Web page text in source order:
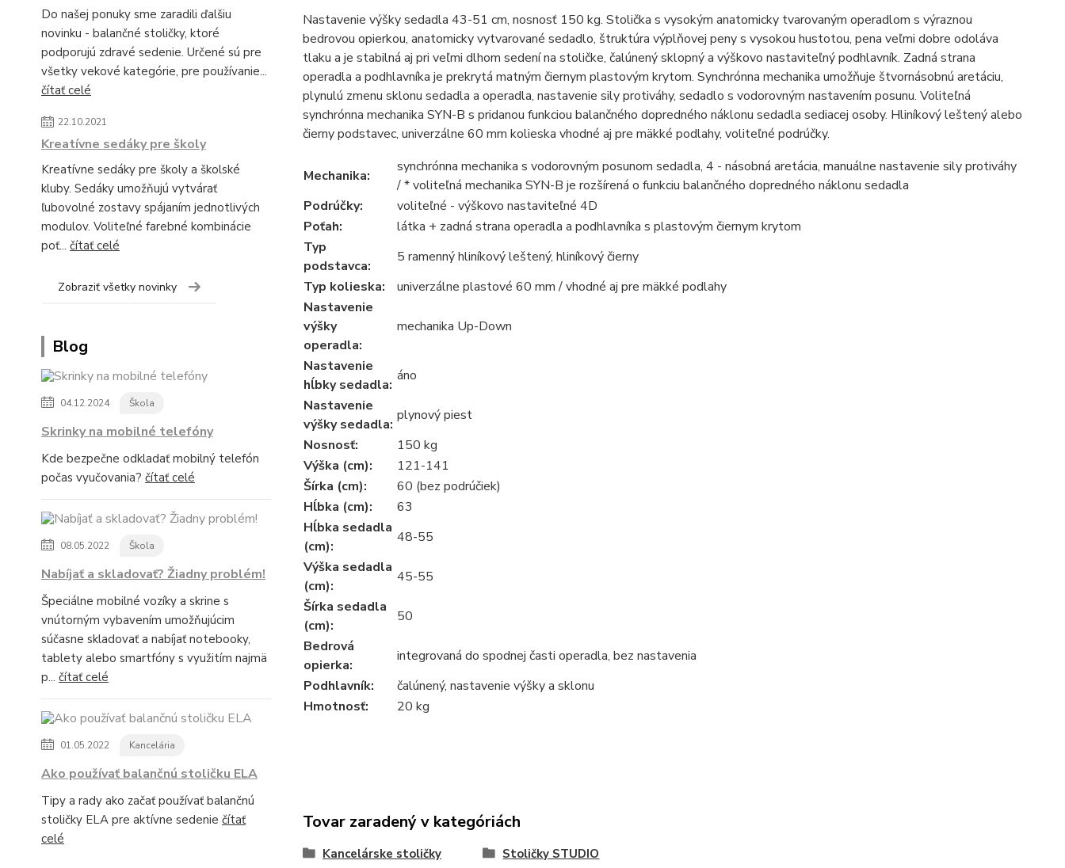
Do našej ponuky sme zaradili ďalšiu
novinku - balančné stoličky, ktoré
podporujú zdravé sedenie. Určené sú pre
všetky vekové kategórie, pre používanie...
čítať celé
22.10.2021
Kreatívne sedáky pre školy
Kreatívne sedáky pre školy a školské
kluby. Sedáky umožňujú vytvárať
ľubovolné zostavy spájaním jednotlivých
modulov. Voliteľné farebné kombinácie
poť... čítať celé
Zobraziť všetky novinky
Blog
04.12.2024 Škola
Skrinky na mobilné telefóny
Kde bezpečne odkladať mobilný telefón
počas vyučovania? čítať celé
08.05.2022 Škola
Nabíjať a skladovať? Žiadny problém!
Špeciálne mobilné vozíky a skrine s
vnútorným vybavením umožňujúcim
súčasne skladovať a nabíjať notebooky,
tablety alebo smartfóny s využitím najmä
p... čítať celé
01.05.2022 Kancelária
Ako používať balančnú stoličku ELA
Tipy a rady ako začať používať balančnú
stoličky ELA pre aktívne sedenie čítať
celé
Nastavenie výšky sedadla 43-51 cm, nosnosť 150 kg. Stolička s vysokým anatomicky tvarovaným operadlom s výraznou
bedrovou opierkou, anatomicky vytvarované sedadlo, štruktúra výplňovej peny s vysokou hustotou, pena veľmi dobre odoláva
tlaku a je stabilná aj pri veľmi dlhom sedení na stoličke, čalúnený sklopný a výškovo nastaviteľný podhlavník. Zadná strana
operadla a podhlavníka je prekrytá matným čiernym plastovým krytom. Synchrónna mechanika umožňuje štvornásobnú aretáciu,
plynulú zmenu sklonu sedadla a operadla, nastavenie sily protiváhy, sedadlo s vodorovným nastavením posunu. Voliteľná
synchrónna mechanika SYN-B s pridanou funkciou balančného dopredného náklonu sedadla sediacej osoby. Hliníkový leštený alebo
čierny podstavec, univerzálne 60 mm kolieska vhodné aj pre mäkké podlahy, voliteľné podrúčky.
Mechanika:
synchrónna mechanika s vodorovným posunom sedadla, 4 - násobná aretácia, manuálne nastavenie sily protiváhy
/ * voliteľná mechanika SYN-B je rozšírená o funkciu balančného dopredného náklonu sedadla
Podrúčky:
voliteľné - výškovo nastaviteľné 4D
Poťah:
látka + zadná strana operadla a podhlavníka s plastovým čiernym krytom
Typ
podstavca:
5 ramenný hliníkový leštený, hliníkový čierny
Typ kolieska:
univerzálne plastové 60 mm / vhodné aj pre mäkké podlahy
Nastavenie
výšky
operadla:
mechanika Up-Down
Nastavenie
hĺbky sedadla:
áno
Nastavenie
výšky sedadla:
plynový piest
Nosnosť:
150 kg
Výška (cm):
121-141
Šírka (cm):
60 (bez podrúčiek)
Hĺbka (cm):
63
Hĺbka sedadla
(cm):
48-55
Výška sedadla
(cm):
45-55
Šírka sedadla
(cm):
50
Bedrová
opierka:
integrovaná do spodnej časti operadla, bez nastavenia
Podhlavník:
čalúnený, nastavenie výšky a sklonu
Hmotnosť:
20 kg
Tovar zaradený v kategóriách
Kancelárske stoličky Stoličky STUDIO